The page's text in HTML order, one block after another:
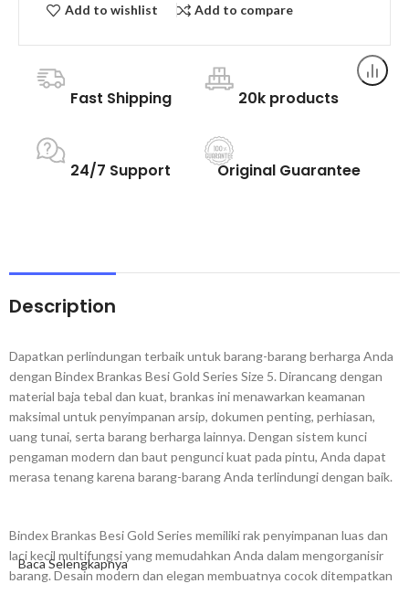
Add to wishlist Add to compare
Fast Shipping 20k products
24/7 Support Original Guarantee
Description
Dapatkan perlindungan terbaik untuk barang-barang berharga Anda
dengan Bindex Brankas Besi Gold Series Size 5. Dirancang dengan
material baja tebal dan kuat, brankas ini menawarkan keamanan
maksimal untuk penyimpanan arsip, dokumen penting, perhiasan,
uang tunai, serta barang berharga lainnya. Dengan sistem kunci
pengaman modern dan baut pengunci kuat pada pintu, Anda dapat
merasa tenang karena barang-barang Anda terlindungi dengan baik.
Bindex Brankas Besi Gold Series memiliki rak penyimpanan luas dan
laci kecil multifungsi yang memudahkan Anda dalam mengorganisir
barang. Desain modern dan elegan membuatnya cocok ditempatkan
Baca Selengkapnya